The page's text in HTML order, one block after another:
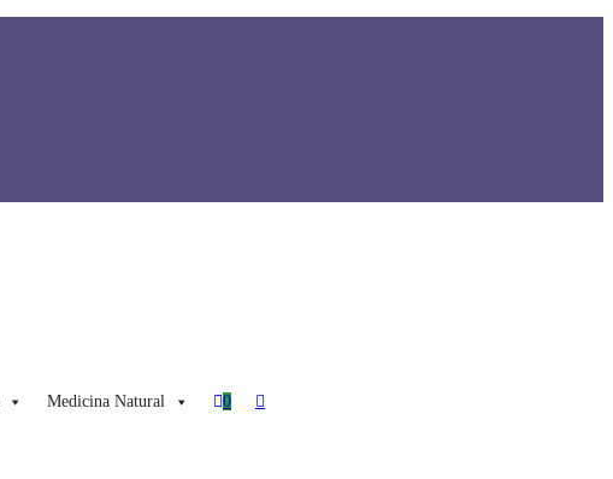
Medicina Natural 0 Toggle